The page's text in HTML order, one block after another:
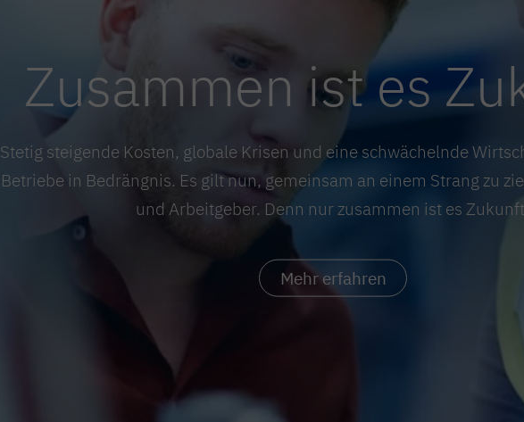
Zusammen ist es
Stetig steigende Kosten, globale Krisen und eine schwächelnde
Betriebe in Bedrängnis. Es gilt nun, gemeinsam an einem Strang zu
und Arbeitgeber. Denn nur zusammen ist es
Mehr erfahren